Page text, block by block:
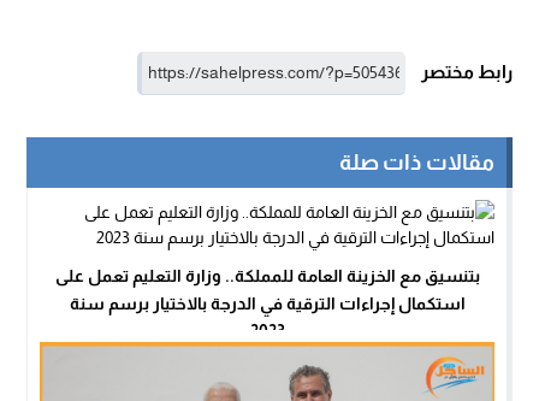
رابط مختصر
مقالات ذات صلة
بتنسيق مع الخزينة العامة للمملكة.. وزارة التعليم تعمل على
استكمال إجراءات الترقية في الدرجة بالاختيار برسم سنة
2023